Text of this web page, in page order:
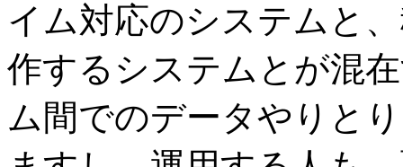
イム対応のシステムと
作するシステムとが混
ム間でのデータやりと